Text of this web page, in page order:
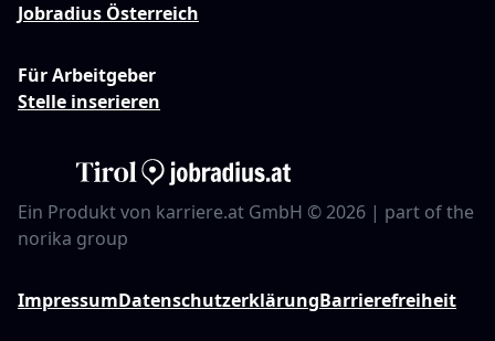
Jobradius Österreich
Für Arbeitgeber
Stelle inserieren
Ein Produkt von karriere.at GmbH © 2026 | part of the
norika group
ImpressumDatenschutzerklärungBarrierefreiheit